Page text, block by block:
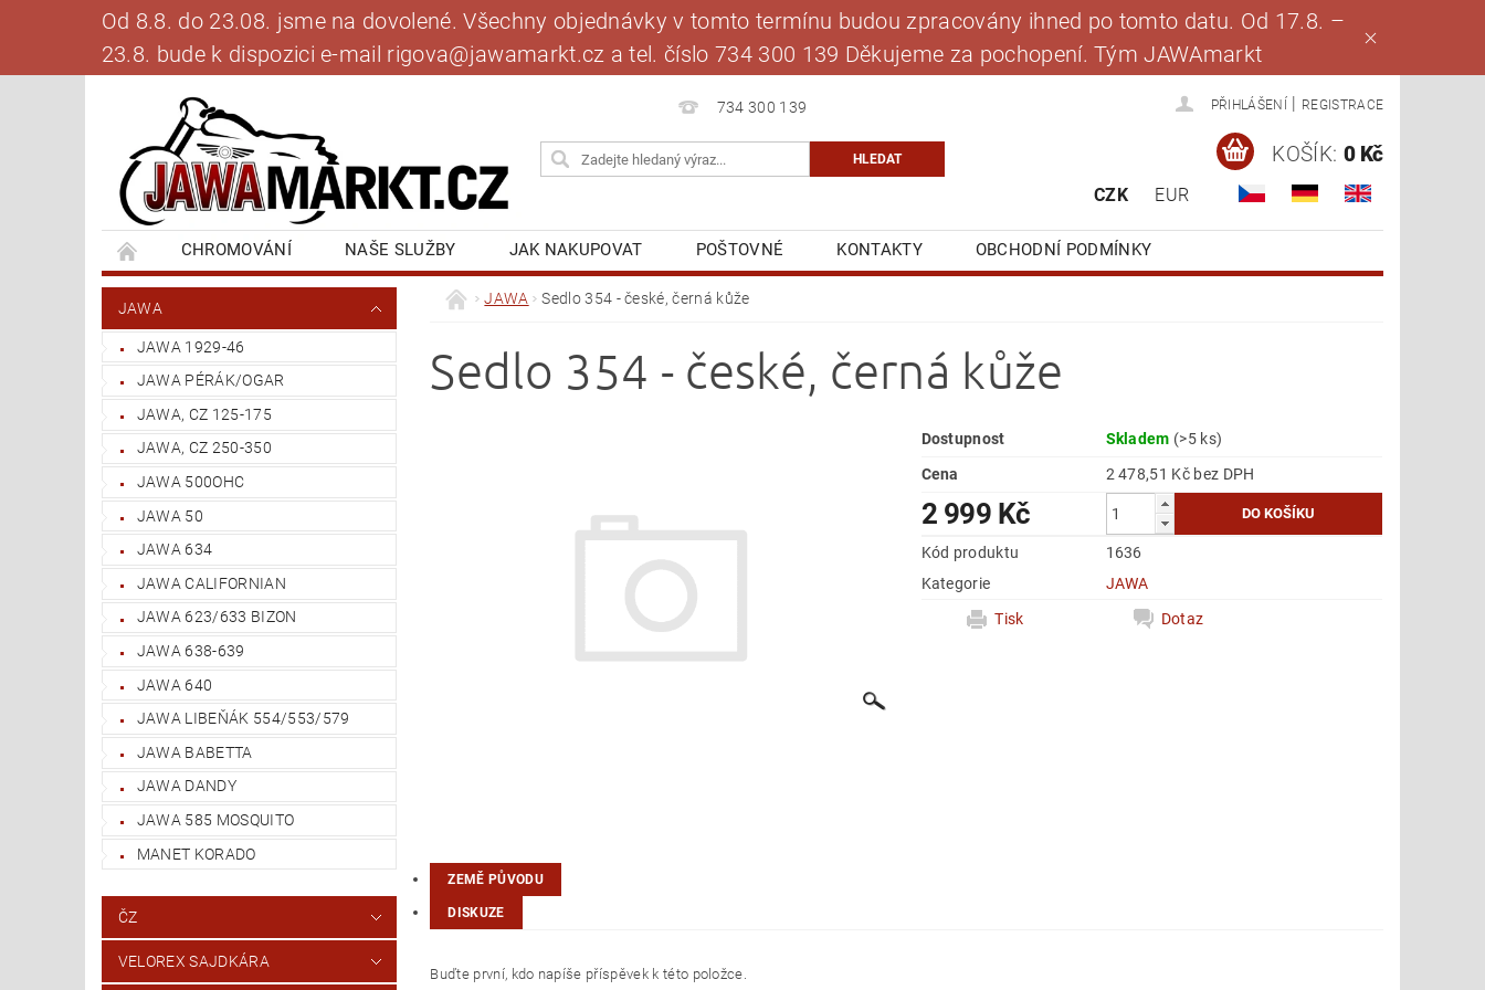
Od 8.8. do 23.08. jsme na dovolené. Všechny objednávky v tomto termínu budou zpracovány ihned po tomto datu. Od 17.8. –
23.8. bude k dispozici e-mail rigova@jawamarkt.cz a tel. číslo 734 300 139 Děkujeme za pochopení. Tým JAWAmarkt
734 300 139 PŘIHLÁŠENÍ REGISTRACE
CZK EUR
KOŠÍK: 0 Kč
CHROMOVÁNÍ NAŠE SLUŽBY JAK NAKUPOVAT POŠTOVNÉ KONTAKTY
OBCHODNÍ PODMÍNKY
BANKOVNÍ SPOJENÍ
NAPIŠTE NÁM BLOG MOJE OBJEDNÁVKA
JAWA
JAWA 1929-46
JAWA PÉRÁK/OGAR
JAWA, CZ 125-175
JAWA, CZ 250-350
JAWA 500OHC
JAWA 50
JAWA 634
JAWA CALIFORNIAN
JAWA 623/633 BIZON
JAWA 638-639
JAWA 640
JAWA LIBEŇÁK 554/553/579
JAWA BABETTA
JAWA DANDY
JAWA 585 MOSQUITO
MANET KORADO
ČZ
VELOREX SAJDKÁRA
JAWA Sedlo 354 - české, černá kůže
Sedlo 354 - české, černá kůže
Dostupnost Skladem (>5 ks)
Cena
2 478,51 Kč bez DPH
2 999 Kč
Kód produktu
1636
Kategorie
JAWA
Tisk
Dotaz
ZEMĚ PŮVODU
DISKUZE
Buďte první, kdo napíše příspěvek k této položce.